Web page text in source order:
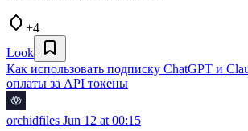
+4
Look
Как использовать подписку ChatGPT и
оплаты за API токены
orchidfiles Jun 12 at 00:15